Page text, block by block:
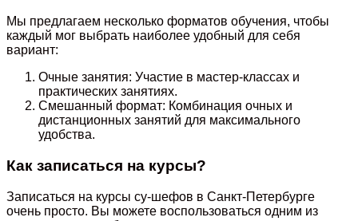
Мы предлагаем несколько форматов обучения, чтобы
каждый мог выбрать наиболее удобный для себя
вариант:
Очные занятия: Участие в мастер-классах и
практических занятиях.
Смешанный формат: Комбинация очных и
дистанционных занятий для максимального
удобства.
Как записаться на курсы?
Записаться на курсы су-шефов в Санкт-Петербурге
очень просто. Вы можете воспользоваться одним из